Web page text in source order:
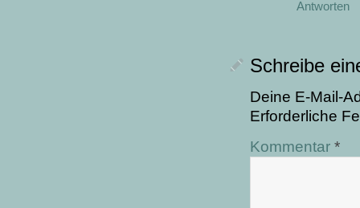
Antworten
Schreibe
Deine E-Mail-
Erforderliche
Kommentar *